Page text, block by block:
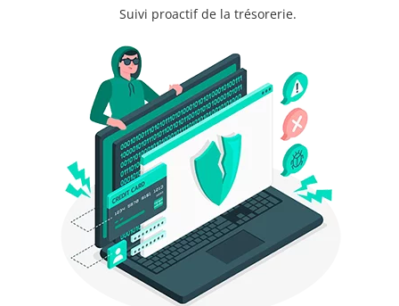
Suivi proactif de la trésorerie.